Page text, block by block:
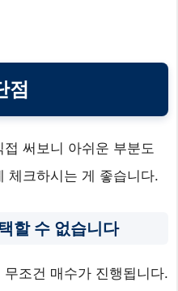
점
써보니 아쉬운 부분도
체크하시는 게 좋습니다.
할 수 없습니다
조건 매수가 진행됩니다.